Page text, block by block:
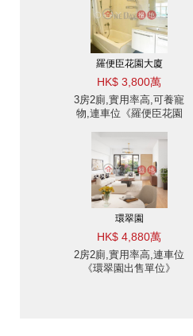
羅便臣花園大廈
HK$ 3,800萬
3房2廁,實用率高,可養寵
物,連車位《羅便臣花園
環翠園
HK$ 4,880萬
2房2廁,實用率高,連車位
《環翠園出售單位》